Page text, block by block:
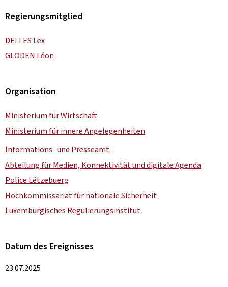
Regierungsmitglied
DELLES Lex
GLODEN Léon
Organisation
Ministerium für Wirtschaft
Ministerium für innere Angelegenheiten
Informations- und Presseamt
Abteilung für Medien, Konnektivität und digitale Agenda
Police Lëtzebuerg
Hochkommissariat für nationale Sicherheit
Luxemburgisches Regulierungsinstitut
Datum des Ereignisses
23.07.2025